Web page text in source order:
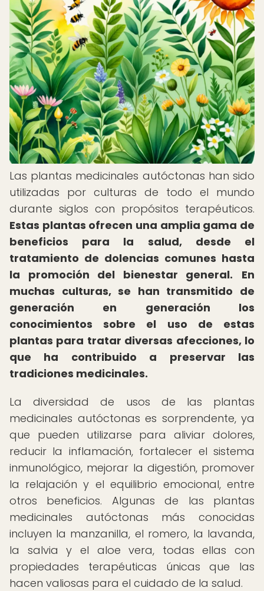
Las plantas medicinales autóctonas han sido
utilizadas por culturas de todo el mundo
durante siglos con propósitos terapéuticos.
Estas plantas ofrecen una amplia gama de
beneficios para la salud, desde el
tratamiento de dolencias comunes hasta
la promoción del bienestar general.
En
muchas culturas, se han transmitido de
generación en generación los
conocimientos sobre el uso de estas
plantas para tratar diversas afecciones, lo
que ha contribuido a preservar las
tradiciones medicinales.
La diversidad de usos de las plantas
medicinales autóctonas es sorprendente, ya
que pueden utilizarse para aliviar dolores,
reducir la inflamación, fortalecer el sistema
inmunológico, mejorar la digestión, promover
la relajación y el equilibrio emocional, entre
otros beneficios. Algunas de las plantas
medicinales autóctonas más conocidas
incluyen la manzanilla, el romero, la lavanda,
la salvia y el aloe vera, todas ellas con
propiedades terapéuticas únicas que las
hacen valiosas para el cuidado de la salud.